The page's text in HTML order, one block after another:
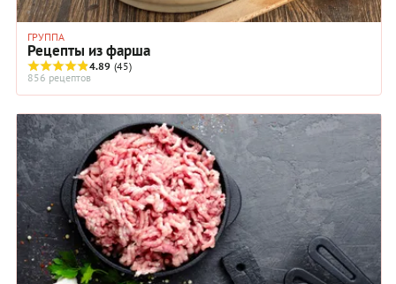
ГРУППА
Рецепты из фарша
4.89 (45)
856 рецептов